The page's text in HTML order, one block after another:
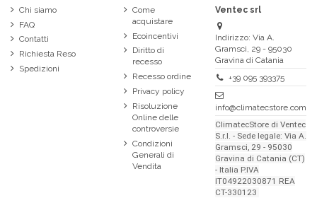
Chi siamo
FAQ
Contatti
Richiesta Reso
Spedizioni
Come
acquistare
Ecoincentivi
Diritto di
recesso
Recesso ordine
Privacy policy
Risoluzione
Online delle
controversie
Condizioni
Generali di
Vendita
Ventec srl
Indirizzo: Via A.
Gramsci, 29 - 95030
Gravina di Catania
+39 095 393375
info@climatecstore.com
ClimatecStore di Ventec
S.r.l. - Sede legale: Via A.
Gramsci, 29 - 95030
Gravina di Catania (CT)
- Italia P.IVA
IT04922030871 REA
CT-330123